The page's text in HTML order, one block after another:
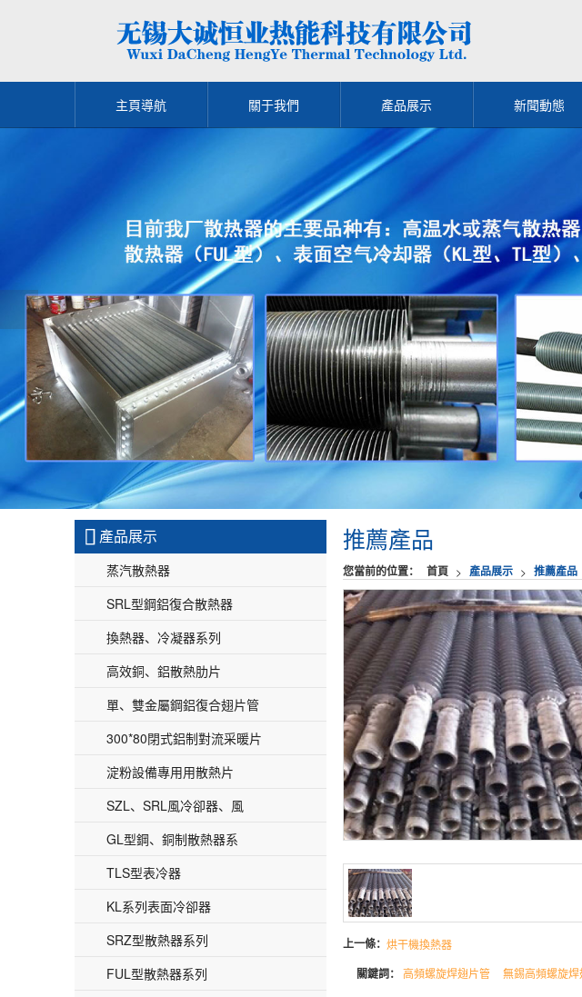
主頁導航 關于我們 產品展示 新聞動態
推薦產品
您當前的位置： 首頁 > 產品展示 > 推薦產品
上一條： 烘干機換熱器
關鍵詞： 高頻螺旋焊翅片管 無錫高頻螺旋
 產品展示
蒸汽散熱器
SRL型鋼鋁復合散熱器
換熱器、冷凝器系列
高效銅、鋁散熱肋片
單、雙金屬鋼鋁復合翅片管
300*80閉式鋁制對流采暖片
淀粉設備專用用散熱片
SZL、SRL風冷卻器、風
GL型鋼、銅制散熱器系
TLS型表冷器
KL系列表面冷卻器
SRZ型散熱器系列
FUL型散熱器系列